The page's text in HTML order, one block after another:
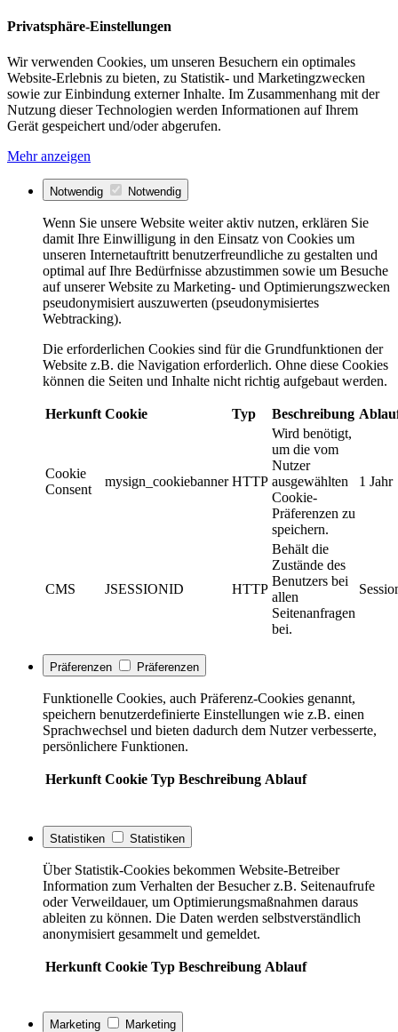
Privatsphäre-Einstellungen
Wir verwenden Cookies, um unseren Besuchern ein optimales
Website-Erlebnis zu bieten, zu Statistik- und Marketingzwecken
sowie zur Einbindung externer Inhalte. Im Zusammenhang mit der
Nutzung dieser Technologien werden Informationen auf Ihrem
Gerät gespeichert und/oder abgerufen.
Mehr anzeigen
Notwendig Notwendig
Wenn Sie unsere Website weiter aktiv nutzen, erklären Sie
damit Ihre Einwilligung in den Einsatz von Cookies um
unseren Internetauftritt benutzerfreundliche zu gestalten und
optimal auf Ihre Bedürfnisse abzustimmen sowie um Besuche
auf unserer Website zu Marketing- und Optimierungszwecken
pseudonymisiert auszuwerten (pseudonymisiertes
Webtracking).
Die erforderlichen Cookies sind für die Grundfunktionen der
Website z.B. die Navigation erforderlich. Ohne diese Cookies
können die Seiten und Inhalte nicht richtig aufgebaut werden.
Herkunft Cookie Typ Beschreibung
Cookie
Consent
mysign_cookiebanner HTTP
Wird benötigt,
um die vom
Nutzer
ausgewählten
Cookie-
Präferenzen zu
speichern.
1 Jahr
CMS JSESSIONID HTTP
Behält die
Zustände des
Benutzers bei
allen
Seitenanfragen
bei.
Präferenzen Präferenzen
Funktionelle Cookies, auch Präferenz-Cookies genannt,
speichern benutzerdefinierte Einstellungen wie z.B. einen
Sprachwechsel und bieten dadurch dem Nutzer verbesserte,
persönlichere Funktionen.
Herkunft Cookie Typ Beschreibung Ablauf
Statistiken Statistiken
Über Statistik-Cookies bekommen Website-Betreiber
Information zum Verhalten der Besucher z.B. Seitenaufrufe
oder Verweildauer, um Optimierungsmaßnahmen daraus
ableiten zu können. Die Daten werden selbstverständlich
anonymisiert gesammelt und gemeldet.
Herkunft Cookie Typ Beschreibung Ablauf
Marketing Marketing